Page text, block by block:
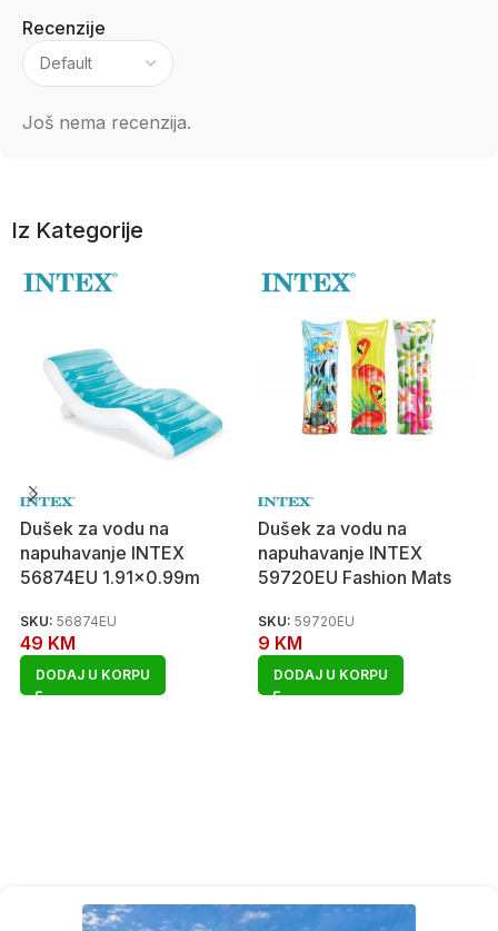
Recenzije
Još nema recenzija.
Iz Kategorije
Dušek za vodu na
napuhavanje INTEX
56874EU 1.91×0.99m
SKU: 56874EU
49 KM
DODAJ U KORPU
Dušek za vodu na
napuhavanje INTEX
59720EU Fashion Mats
SKU: 59720EU
9 KM
DODAJ U KORPU